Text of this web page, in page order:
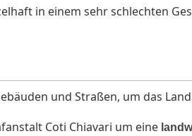
in einem sehr schlechten
und Straßen, um das
Coti Chiavari um eine